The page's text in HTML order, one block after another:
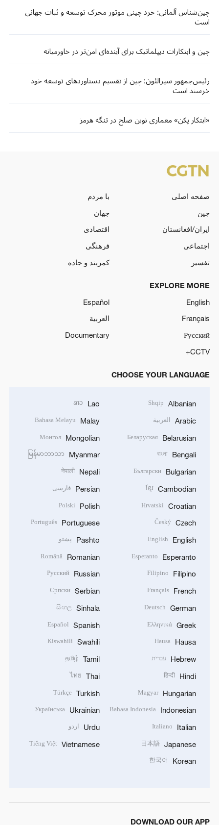
چین‌شناس آلمانی: خرد چینی موتور محرک توسعه و ثبات جهانی
است
چین و ابتکارات دیپلماتیک برای آینده‌ای امن‌تر در خاورمیانه
رئیس‌جمهور سیرالئون: چین از تقسیم دستاوردهای توسعه خود
خرسند است
«ابتکار پکن» معماری نوین صلح در تنگه هرمز
صفحه اصلی
با مردم
چین
جهان
ایران/افغانستان
اقتصادی
اجتماعی
فرهنگی
تفسیر
کمربند و جاده
EXPLORE MORE
English
Español
Français
العربية
Русский
Documentary
CCTV+
CHOOSE YOUR LANGUAGE
Albanian
Shqip
Arabic العربية
Belarusian
Беларуская
Bengali
বাংলা
Bulgarian
Български
Cambodian
ខ្មែរ
Croatian
Hrvatski
Czech
Český
English
English
Esperanto
Esperanto
Filipino
Filipino
French
Français
German
Deutsch
Greek
Ελληνικά
Hausa
Hausa
Hebrew עברית
Hindi
हिन्दी
Hungarian
Magyar
Indonesian
Bahasa Indonesia
Italian
Italiano
Japanese
日本語
Korean
한국어
Lao
ລາວ
Malay
Bahasa Melayu
Mongolian
Монгол
Myanmar
မြန်မာဘာသာ
Nepali
नेपाली
Persian فارسی
Polish
Polski
Portuguese
Português
Pashto پښتو
Romanian
Română
Russian
Русский
Serbian
Српски
Sinhala
සිංහල
Spanish
Español
Swahili
Kiswahili
Tamil
தமிழ்
Thai
ไทย
Turkish
Türkçe
Ukrainian
Українська
Urdu اردو
Vietnamese
Tiếng Việt
DOWNLOAD OUR APP